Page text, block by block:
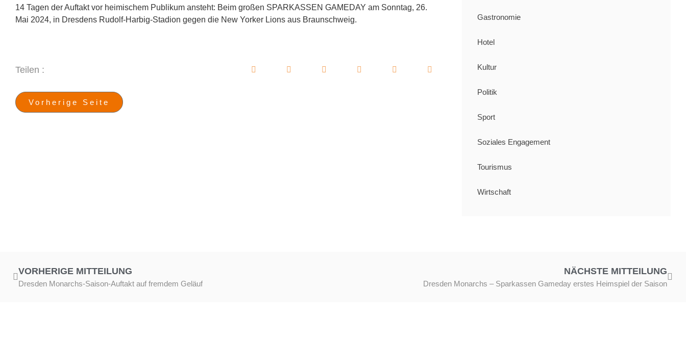
14 Tagen der Auftakt vor heimischem Publikum ansteht: Beim großen SPARKASSEN GAMEDAY am Sonntag, 26.
Mai 2024, in Dresdens Rudolf-Harbig-Stadion gegen die New Yorker Lions aus Braunschweig.
Teilen :
Vorherige Seite
Gastronomie
Hotel
Kultur
Politik
Sport
Soziales Engagement
Tourismus
Wirtschaft
VORHERIGE MITTEILUNG
Dresden Monarchs-Saison-Auftakt auf fremdem Geläuf
NÄCHSTE MITTEILUNG
Dresden Monarchs – Sparkassen Gameday erstes Heimspiel der Saison